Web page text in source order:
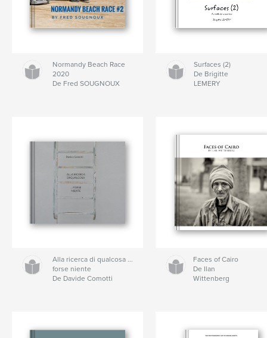
Normandy Beach Race
2020
De Fred SOUGNOUX
Surfaces (2)
De Brigitte
LEMERY
Alla ricerca di qualcosa ...
forse niente
De Davide Comotti
Faces of Cairo
De Ilan
Wittenberg